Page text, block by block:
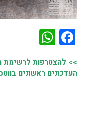
Facebook
>> להצטרפות לרשימת
העדכונים ראשונים